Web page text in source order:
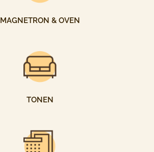
MAGNETRON & OVEN
TONEN